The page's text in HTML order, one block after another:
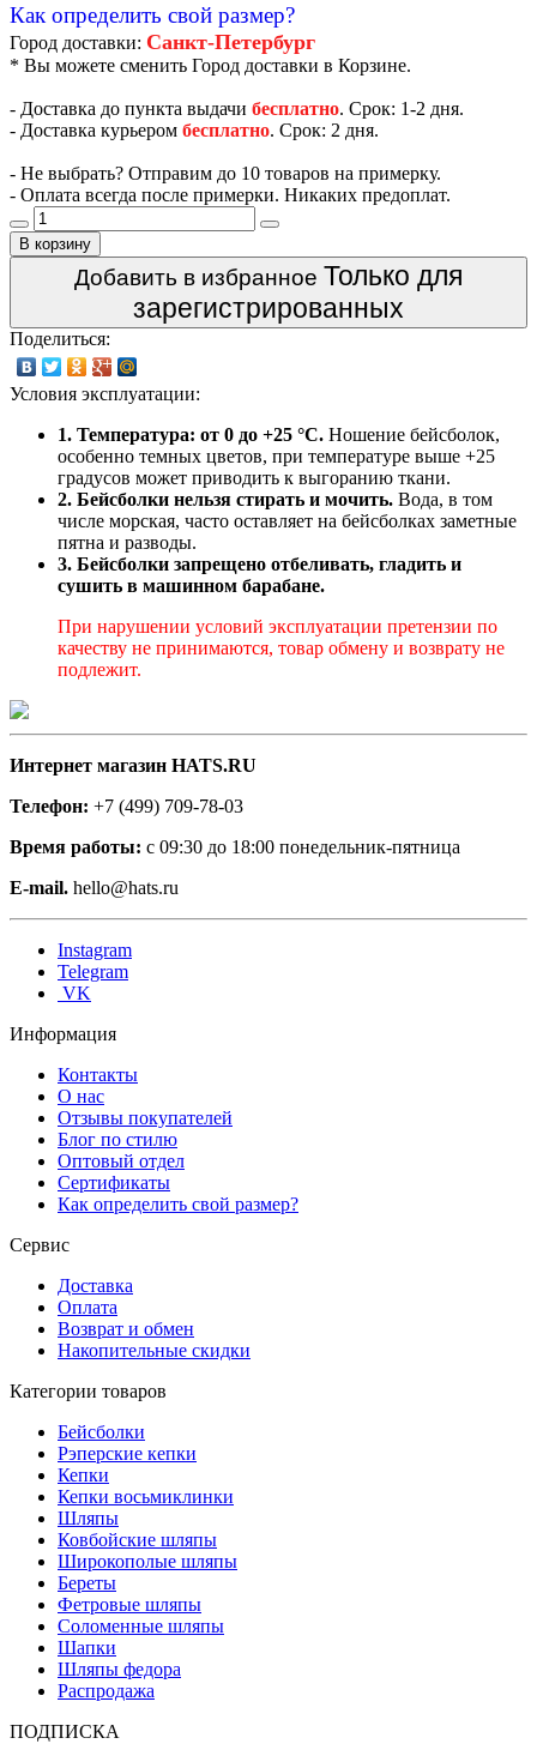
Как определить свой размер?
Город доставки: Санкт-Петербург
* Вы можете сменить Город доставки в Корзине.
- Доставка до пункта выдачи бесплатно. Срок: 1-2 дня.
- Доставка курьером бесплатно. Срок: 2 дня.
- Не выбрать? Отправим до 10 товаров на примерку.
- Оплата всегда после примерки. Никаких предоплат.
В корзину
Добавить в избранное Только для
зарегистрированных
Поделиться:
Условия эксплуатации:
1. Температура: от 0 до +25 °C. Ношение бейсболок,
особенно темных цветов, при температуре выше +25
градусов может приводить к выгоранию ткани.
2. Бейсболки нельзя стирать и мочить. Вода, в том
числе морская, часто оставляет на бейсболках заметные
пятна и разводы.
3. Бейсболки запрещено отбеливать, гладить и
сушить в машинном барабане.
При нарушении условий эксплуатации претензии по
качеству не принимаются, товар обмену и возврату не
подлежит.
Интернет магазин HATS.RU
Телефон: +7 (499) 709-78-03
Время работы: с 09:30 до 18:00 понедельник-пятница
E-mail. hello@hats.ru
Instagram
Telegram
VK
Информация
Контакты
О нас
Отзывы покупателей
Блог по стилю
Оптовый отдел
Сертификаты
Как определить свой размер?
Сервис
Доставка
Оплата
Возврат и обмен
Накопительные скидки
Категории товаров
Бейсболки
Рэперские кепки
Кепки
Кепки восьмиклинки
Шляпы
Ковбойские шляпы
Широкополые шляпы
Береты
Фетровые шляпы
Соломенные шляпы
Шапки
Шляпы федора
Распродажа
ПОДПИСКА